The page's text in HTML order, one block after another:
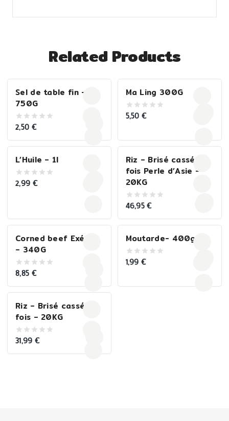
Related Products
Sel de table fin –
750G
0
of
5
2,50 €
Ma Ling 300G
0
5,50€
L’Huile – 1l
0
2,99 €
Riz – Brisé cassé 1
fois Perle d’Asie –
20KG
0
of
5
46,95€
Corned beef Exéter
– 340G
0
of
5
8,85 €
Moutarde- 400g
0
1,99€
Riz – Brisé cassé 2
fois – 20KG
0
of
31,99 €